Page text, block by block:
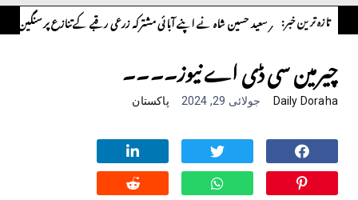
تازہ ترین خبر:
پاکستانی ڈاکٹر سعید حسین شاہ نے اپنے آبائی مشترکہ زرعی رقبے کے تنازع پر سنگین
چیرمین سی ڈی اے نیوز۔۔۔۔
Daily Doraha جولائی 29, 2024 پاکستان